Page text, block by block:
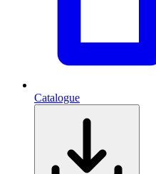
Catalogue